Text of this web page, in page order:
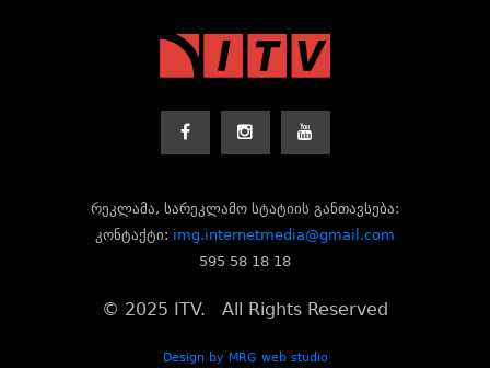
რეკლამა, სარეკლამო სტატიის განთავსება:
კონტაქტი: img.internetmedia@gmail.com
595 58 18 18
© 2025 ITV. All Rights Reserved
Design by MRG web studio